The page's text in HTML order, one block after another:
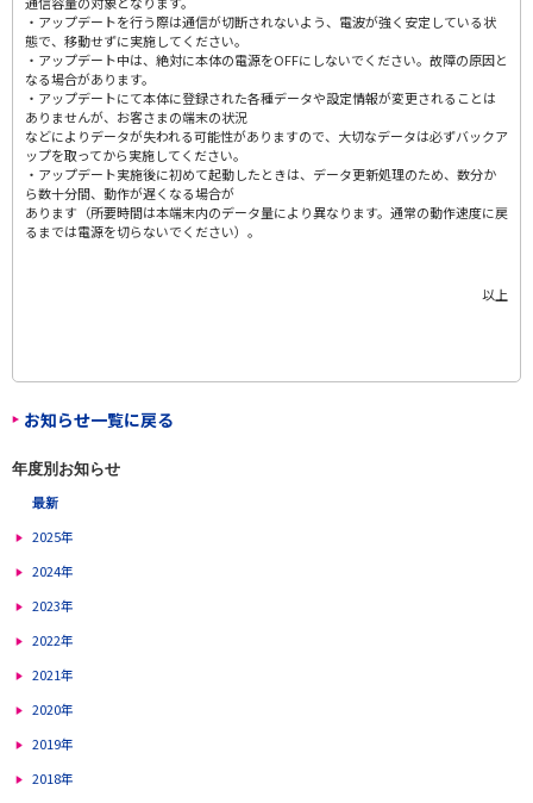
・アップデートを行う際は通信が切断されないよう、電波が強く安定している状
態で、移動せずに実施してください。
・アップデート中は、絶対に本体の電源をOFFにしないでください。故障の原因と
なる場合があります。
・アップデートにて本体に登録された各種データや設定情報が変更されることは
ありませんが、お客さまの端末の状況
などによりデータが失われる可能性がありますので、大切なデータは必ずバックア
ップを取ってから実施してください。
・アップデート実施後に初めて起動したときは、データ更新処理のため、数分か
ら数十分間、動作が遅くなる場合が
あります（所要時間は本端末内のデータ量により異なります。通常の動作速度に戻
るまでは電源を切らないでください）。
以上
お知らせ一覧に戻る
年度別お知らせ
最新
2025年
2024年
2023年
2022年
2021年
2020年
2019年
2018年